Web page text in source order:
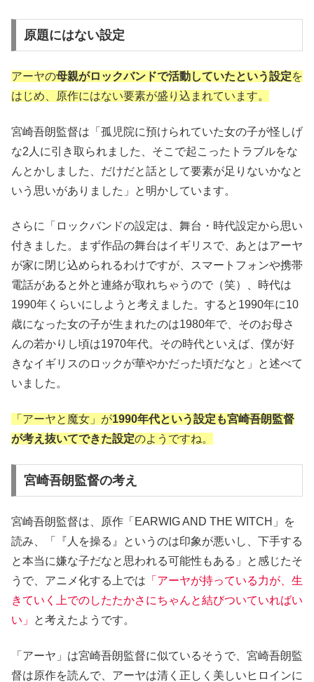
原題にはない設定
アーヤの母親がロックバンドで活動していたという設定を
はじめ、原作にはない要素が盛り込まれています。
宮崎吾朗監督は「孤児院に預けられていた女の子が怪しげ
な2人に引き取られました、そこで起こったトラブルをな
んとかしました、だけだと話として要素が足りないかなと
いう思いがありました」と明かしています。
さらに「ロックバンドの設定は、舞台・時代設定から思い
付きました。まず作品の舞台はイギリスで、あとはアーヤ
が家に閉じ込められるわけですが、スマートフォンや携帯
電話があると外と連絡が取れちゃうので（笑）、時代は
1990年くらいにしようと考えました。すると1990年に10
歳になった女の子が生まれたのは1980年で、そのお母さ
んの若かりし頃は1970年代。その時代といえば、僕が好
きなイギリスのロックが華やかだった頃だなと」と述べて
いました。
「アーヤと魔女」が1990年代という設定も宮崎吾朗監督
が考え抜いてできた設定のようですね。
宮崎吾朗監督の考え
宮崎吾朗監督は、原作「EARWIG AND THE WITCH」を
読み、「『人を操る』というのは印象が悪いし、下手する
と本当に嫌な子だなと思われる可能性もある」と感じたそ
うで、アニメ化する上では 「アーヤが持っている力が、生
きていく上でのしたたかさにちゃんと結びついていればい
い」
と考えたようです。
「アーヤ」は宮崎吾朗監督に似ているそうで、宮崎吾朗監
督は原作を読んで、アーヤは清く正しく美しいヒロインに